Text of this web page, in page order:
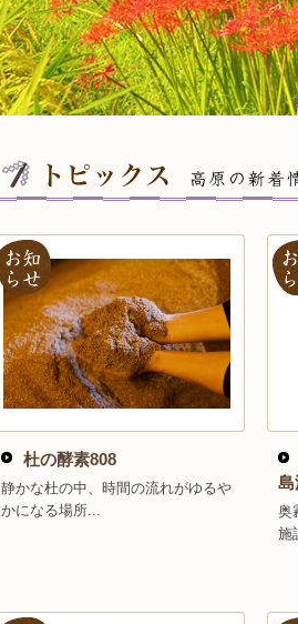
杜の酵素808
静かな杜の中、時間の流れがゆるや
かになる場所...
奥
施